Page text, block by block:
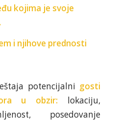
kojima je svoje
i njihove prednosti
potencijalni gosti
u obzir: lokaciju,
posedovanje